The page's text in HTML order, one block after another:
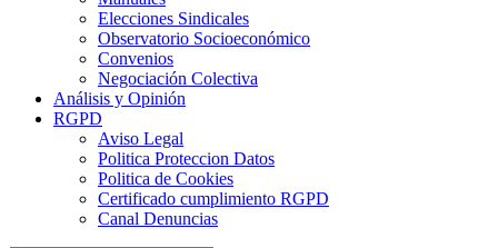
Elecciones Sindicales
Observatorio Socioeconómico
Convenios
Negociación Colectiva
Análisis y Opinión
RGPD
Aviso Legal
Politica Proteccion Datos
Politica de Cookies
Certificado cumplimiento RGPD
Canal Denuncias